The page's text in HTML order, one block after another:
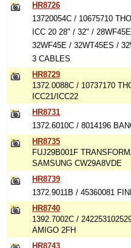
HR8726
13720054C / 10675710
ICC 20 28" / 32" /
32WF45E / 32WT45ES /
3 CABLES
HR8729
1372.0088C / 10737170
ICC21/ICC22
HR8731
1372.6010C / 8014196
HR8735
FUJ29B001F
SAMSUNG CW29A8VDE
HR8739
1372.9011B / 45360081
HR8740
1392.7002C /
AMIGO 2FH
HR8743